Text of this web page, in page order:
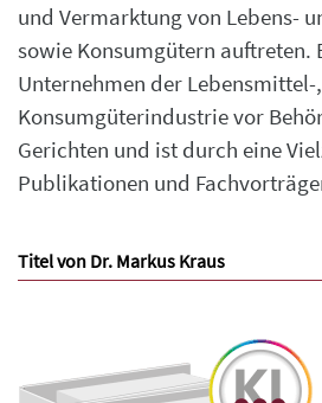
und Vermarktung von Lebens-
sowie Konsumgütern auftreten.
Unternehmen der
Konsumgüterindustrie vor
Gerichten und ist durch eine
Publikationen und
Titel von Dr. Markus Kraus